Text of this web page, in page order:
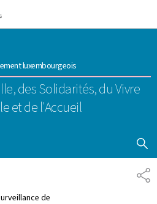
principal
contenu
luxembourgeois
des Solidarités,du Vivre
et de l'Accueil
de